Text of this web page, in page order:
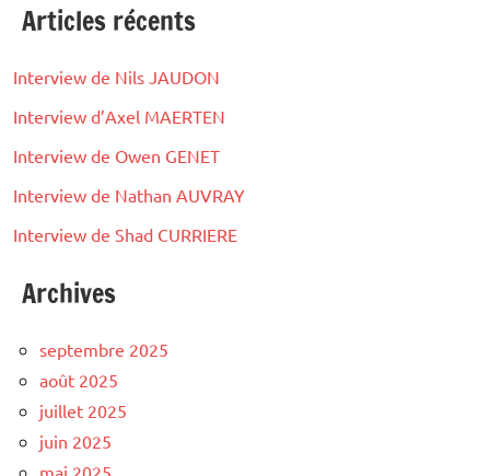
Articles récents
Interview de Nils JAUDON
Interview d’Axel MAERTEN
Interview de Owen GENET
Interview de Nathan AUVRAY
Interview de Shad CURRIERE
Archives
septembre 2025
août 2025
juillet 2025
juin 2025
mai 2025